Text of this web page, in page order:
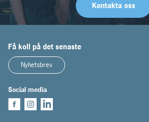
Kontakta oss
Få koll på det senaste
Nyhetsbrev
Social media